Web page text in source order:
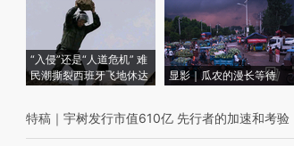
“入侵”还是“人道危机” 难
民潮撕裂西班牙飞地休达
显影｜瓜农的漫长等待
特稿 ｜ 宇树发行市值610亿 先行者的加速和考验